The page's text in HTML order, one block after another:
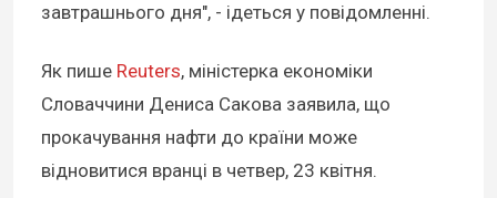
завтрашнього дня", - ідеться у повідомленні.
Як пише Reuters, міністерка економіки
Словаччини Дениса Сакова заявила, що
прокачування нафти до країни може
відновитися вранці в четвер, 23 квітня.